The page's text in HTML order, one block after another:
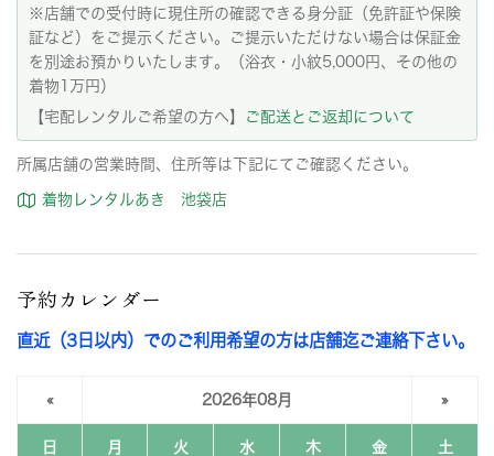
※店舗での受付時に現住所の確認できる身分証（免許証や保険
証など）をご提示ください。ご提示いただけない場合は保証金
を別途お預かりいたします。（浴衣・小紋5,000円、その他の
着物1万円）
【宅配レンタルご希望の方へ】
ご配送とご返却について
所属店舗の営業時間、住所等は下記にてご確認ください。
着物レンタルあき 池袋店
予約カレンダー
直近（3日以内）でのご利用希望の方は店舗迄ご連絡下さい。
« 2026年08月 »
日 月 火 水 木 金 土